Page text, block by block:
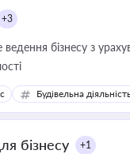
+3
ведення бізнесу з
Будівельна
бізнесу +1